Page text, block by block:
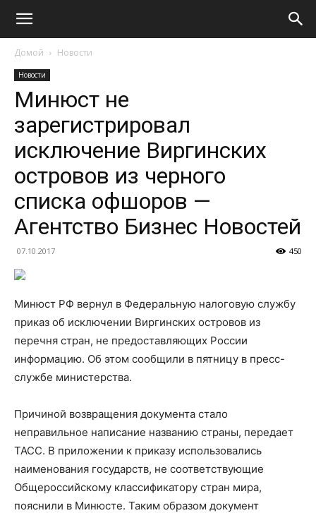
Домой Новости
Новости
Минюст не
зарегистрировал
исключение Виргинских
островов из черного
списка офшоров —
Агентство Бизнес Новостей
07.10.2017 450
Минюст РФ вернул в Федеральную налоговую службу
приказ об исключении Виргинских островов из
перечня стран, не предоставляющих России
информацию. Об этом сообщили в пятницу в пресс-
службе министерства.
Причиной возвращения документа стало
неправильное написание названию страны, передает
ТАСС. В приложении к приказу использовались
наименования государств, не соответствующие
Общероссийскому классификатору стран мира,
пояснили в Минюсте. Таким образом документ